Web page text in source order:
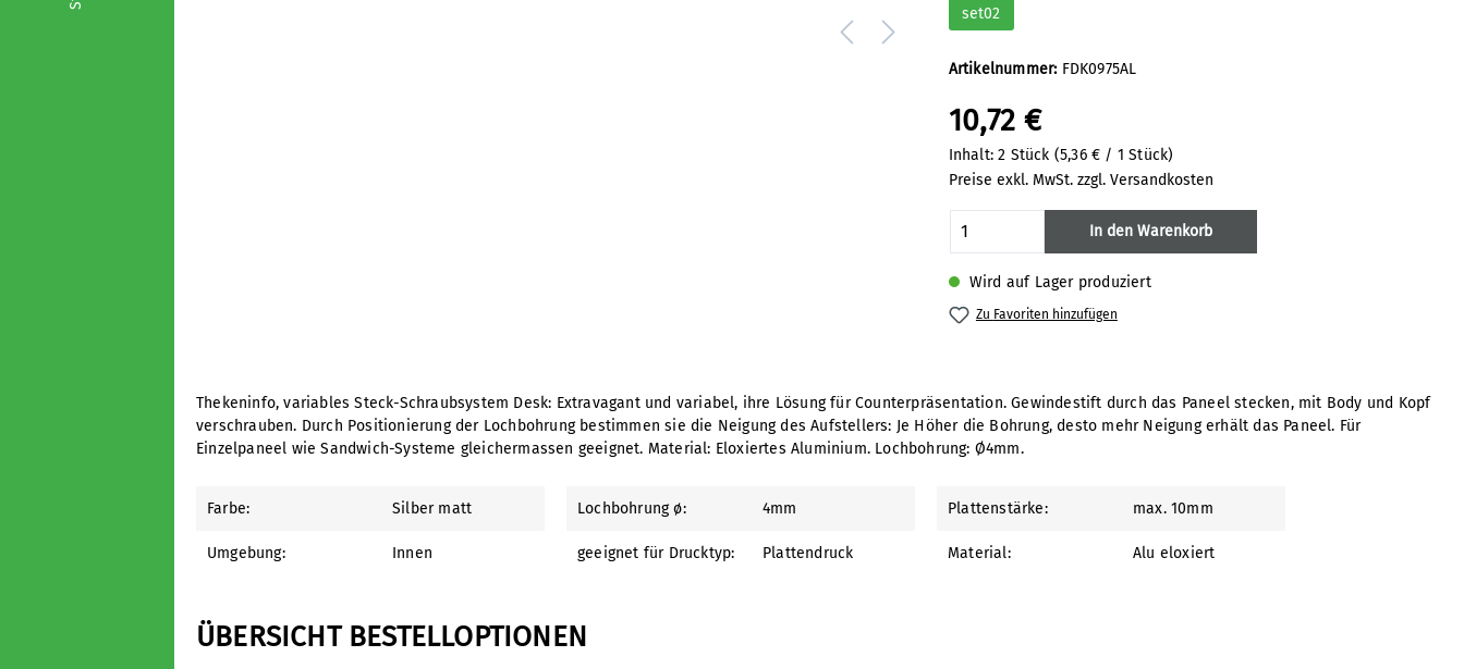
Pocket not
included
Artikelnummer: FDK0975AL
10,72 €
Inhalt:2 Stück (5,36 € / 1 Stück)
Preise exkl. MwSt. zzgl. Versandkosten
Wird auf Lager produziert
set02
Produkt Anzahl: Gib den gewünschten
In den Warenkorb
Zu Favoriten hinzufügen
Thekeninfo, variables Steck-Schraubsystem Desk: Extravagant und variabel, ihre Lösung für Counterpräsentation. Gewindestift durch das Paneel stecken, mit Body und Kopf
verschrauben. Durch Positionierung der Lochbohrung bestimmen sie die Neigung des Aufstellers: Je Höher die Bohrung, desto mehr Neigung erhält das Paneel. Für
Einzelpaneel wie Sandwich-Systeme gleichermassen geeignet. Material: Eloxiertes Aluminium. Lochbohrung: Ø4mm.
Farbe: Silber matt Lochbohrung ø: 4mm Plattenstärke: max. 10mm
Umgebung: Innen geeignet für Drucktyp: Plattendruck Material: Alu eloxiert
ÜBERSICHT BESTELLOPTIONEN